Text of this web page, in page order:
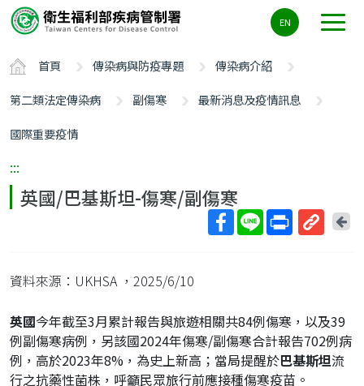
要
容
ALT+C
EN
首頁 傳染病與防疫專題
傳染病介紹
第二類法定傳染病
副傷寒
最新消息及疫情訊息
國際重要疫情
:::
英國/巴基斯坦-傷寒/副傷寒
址
回
資料來源：UKHSA ，2025/6/10
英國今年截至3月累計報告與旅遊相關共84例傷寒，以及39
例副傷寒病例，另該國2024年傷寒/副傷寒合計報告702例病
例，高於2023年8%，為史上新高；當局提醒於巴基斯坦流
行之抗藥性菌株，呼籲民眾旅行前應接種傷寒疫苗。